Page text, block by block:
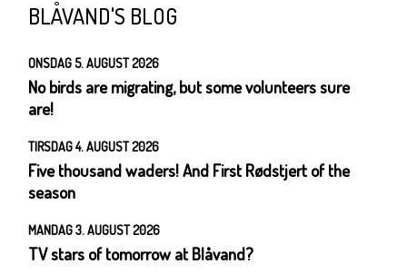
BLÅVAND'S BLOG
ONSDAG 5. AUGUST 2026
No birds are migrating, but some volunteers sure
are!
TIRSDAG 4. AUGUST 2026
Five thousand waders! And First Rødstjert of the
season
MANDAG 3. AUGUST 2026
TV stars of tomorrow at Blåvand?